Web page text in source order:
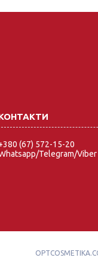
(67) 572-15-20
Telegram/Viber